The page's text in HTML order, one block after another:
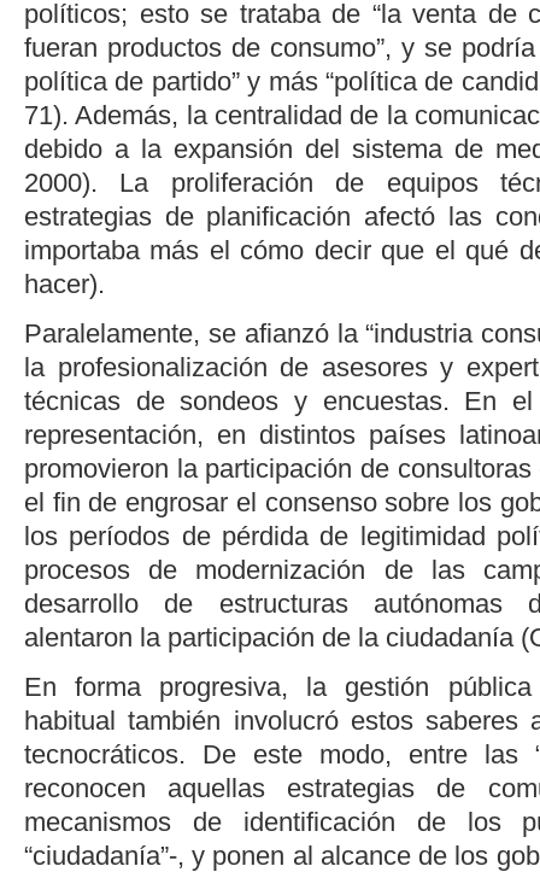
políticos; esto se trataba de “la venta de
fueran productos de consumo”, y se
política de partido” y más “política de
71). Además, la centralidad de la
debido a la expansión del sistema de
2000). La proliferación de equipos
estrategias de planificación afectó las
importaba más el cómo decir que el qué
hacer).
Paralelamente, se afianzó la “industria
la profesionalización de asesores y
técnicas de sondeos y encuestas. En
representación, en distintos países
promovieron la participación de
el fin de engrosar el consenso sobre los
los períodos de pérdida de legitimidad
procesos de modernización de las
desarrollo de estructuras autónomas
alentaron la participación de la ciudadanía (
En forma progresiva, la gestión
habitual también involucró estos saberes
tecnocráticos. De este modo, entre las
reconocen aquellas estrategias de
mecanismos de identificación de los
“ciudadanía”-, y ponen al alcance de los